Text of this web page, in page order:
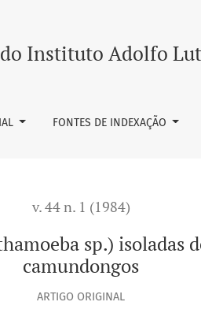
de fezes humanas:
Instituto Adolfo
FONTES DE INDEXAÇÃO
v. 44 n. 1 (1984)
sp.) isoladas
camundongos
ARTIGO ORIGINAL